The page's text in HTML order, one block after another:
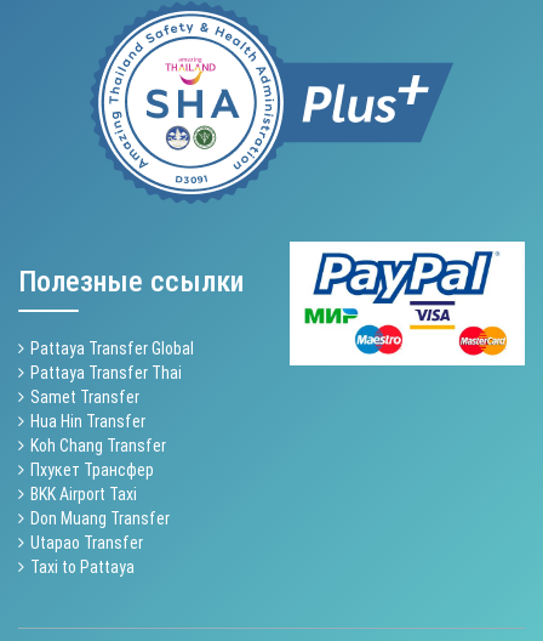
Полезные ссылки
Pattaya Transfer Global
Pattaya Transfer Thai
Samet Transfer
Hua Hin Transfer
Koh Chang Transfer
Пхукет Трансфер
BKK Airport Taxi
Don Muang Transfer
Utapao Transfer
Taxi to Pattaya